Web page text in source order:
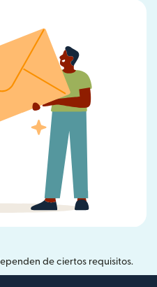
de ciertos requisitos.